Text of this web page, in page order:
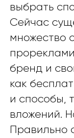
выбрать
Сейчас
множество
бренд и
как
и способы,
вложений.
Правильно